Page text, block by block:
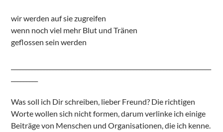
wir werden auf sie zugreifen
wenn noch viel mehr Blut und Tränen
geflossen sein werden
Was soll ich Dir schreiben, lieber Freund? Die richtigen
Worte wollen sich nicht formen, darum verlinke ich einige
Beiträge von Menschen und Organisationen, die ich kenne.